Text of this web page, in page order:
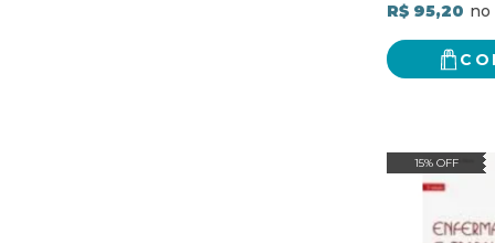
R$ 95,20
15% OFF